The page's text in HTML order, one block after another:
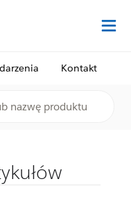
Kontakt